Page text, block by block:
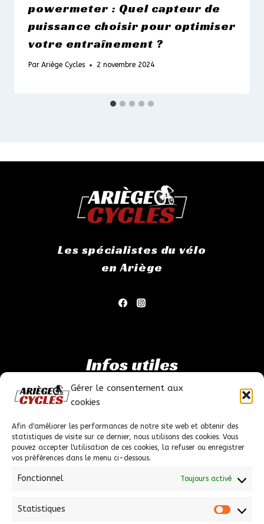
Gérer le consentement aux
cookies
Afin d'améliorer les performances de notre site web et obtenir des
statistiques de visite sur ce dernier, nous utilisons des cookies. Vous
pouvez accepter l'utilisation de ces cookies, la refuser ou enregistrer
vos préférences dans le menu ci-dessous.
Fonctionnel Toujours activé
Statistiques
powermeter : Quel capteur de
puissance choisir pour optimiser
votre entraînement ?
Par Ariège Cycles 2 novembre 2024
Les spécialistes du vélo
en Ariège
Infos utiles
Conditions générales de ventes